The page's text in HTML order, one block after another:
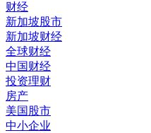
财经
新加坡股市
新加坡财经
全球财经
中国财经
投资理财
房产
美国股市
中小企业